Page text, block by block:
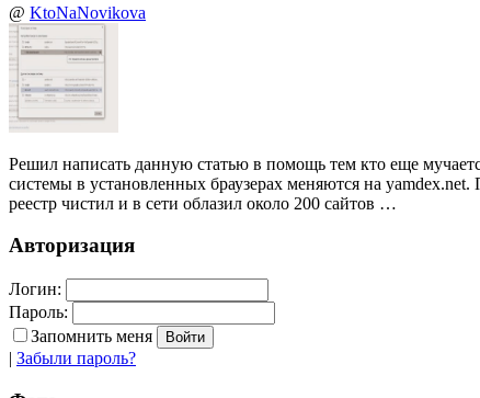
@ KtoNaNovikova
Решил написать данную статью в помощь тем кто еще
системы в установленных браузерах меняются на
реестр чистил и в сети облазил около 200 сайтов …
Авторизация
Логин:
Пароль:
Запомнить меня
| Забыли пароль?